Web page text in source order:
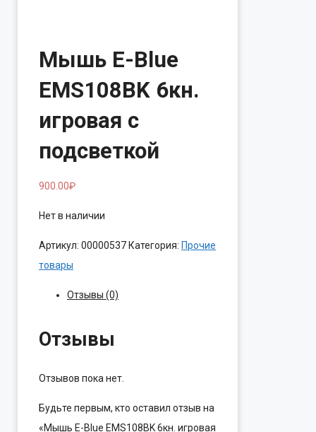
Мышь E-Blue
EMS108BK 6кн.
игровая с
подсветкой
900.00₽
Нет в наличии
Артикул: 00000537 Категория: Прочие
товары
Отзывы (0)
Отзывы
Отзывов пока нет.
Будьте первым, кто оставил отзыв на
«Мышь E-Blue EMS108BK 6кн. игровая